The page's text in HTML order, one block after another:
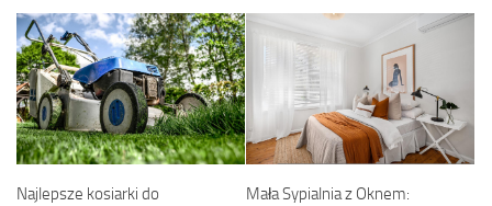
Najlepsze kosiarki do
Mała Sypialnia z Oknem: